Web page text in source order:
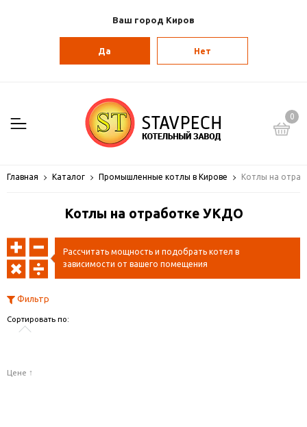
Ваш город Киров
Да Нет
0
Главная Каталог Промышленные котлы в Кирове Котлы на
Котлы на отработке УКДО
Рассчитать мощность и подобрать котел в
зависимости от вашего помещения
Фильтр
Сортировать по:
Цене ↑